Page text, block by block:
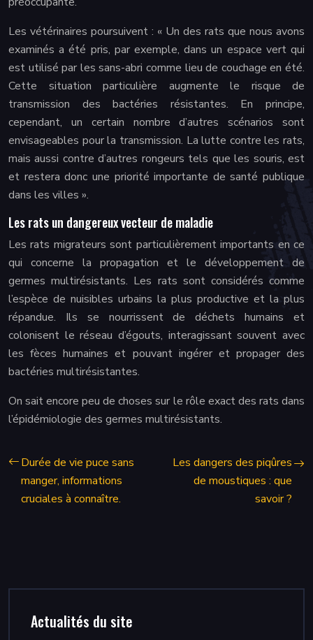
Les vétérinaires poursuivent : « Un des rats que nous avons
examinés a été pris, par exemple, dans un espace vert qui
est utilisé par les sans-abri comme lieu de couchage en été.
Cette situation particulière augmente le risque de
transmission des bactéries résistantes. En principe,
cependant, un certain nombre d’autres scénarios sont
envisageables pour la transmission. La lutte contre les rats,
mais aussi contre d’autres rongeurs tels que les souris, est
et restera donc une priorité importante de santé publique
dans les villes ».
Les rats un dangereux vecteur de maladie
Les rats migrateurs sont particulièrement importants en ce
qui concerne la propagation et le développement de
germes multirésistants. Les rats sont considérés comme
l’espèce de nuisibles urbains la plus productive et la plus
répandue. Ils se nourrissent de déchets humains et
colonisent le réseau d’égouts, interagissant souvent avec
les fèces humaines et pouvant ingérer et propager des
bactéries multirésistantes.
On sait encore peu de choses sur le rôle exact des rats dans
l’épidémiologie des germes multirésistants.
Durée de vie puce sans
manger, informations
cruciales à connaître.
Les dangers des piqûres
de moustiques : que
savoir ?
Actualités du site